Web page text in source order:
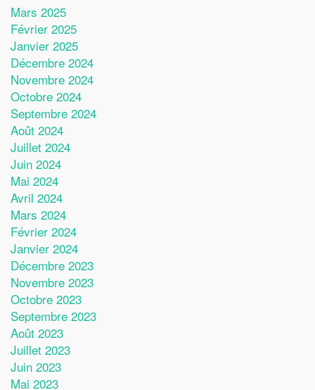
Mars 2025
Février 2025
Janvier 2025
Décembre 2024
Novembre 2024
Octobre 2024
Septembre 2024
Août 2024
Juillet 2024
Juin 2024
Mai 2024
Avril 2024
Mars 2024
Février 2024
Janvier 2024
Décembre 2023
Novembre 2023
Octobre 2023
Septembre 2023
Août 2023
Juillet 2023
Juin 2023
Mai 2023